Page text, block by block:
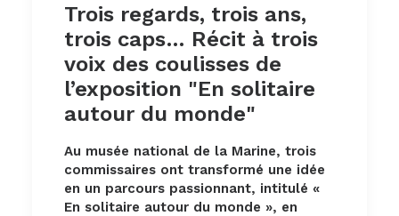
Trois regards, trois ans,
trois caps… Récit à trois
voix des coulisses de
l’exposition "En solitaire
autour du monde"
Au musée national de la Marine, trois
commissaires ont transformé une idée
en un parcours passionnant, intitulé «
En solitaire autour du monde », en